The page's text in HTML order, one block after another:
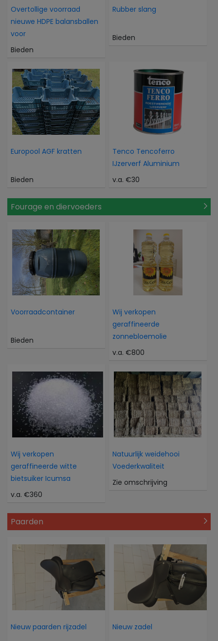
Overtollige voorraad
nieuwe HDPE balansballen
voor
Bieden
Rubber slang
Bieden
Europool AGF kratten
Bieden
Tenco Tencoferro
IJzerverf Aluminium
v.a. €30
Fourage en diervoeders
Voorraadcontainer
Bieden
Wij verkopen
geraffineerde
zonnebloemolie
v.a. €800
Wij verkopen
geraffineerde witte
bietsuiker Icumsa
v.a. €360
Natuurlijk weidehooi
Voederkwaliteit
Zie omschrijving
Paarden
Nieuw paarden rijzadel Nieuw zadel